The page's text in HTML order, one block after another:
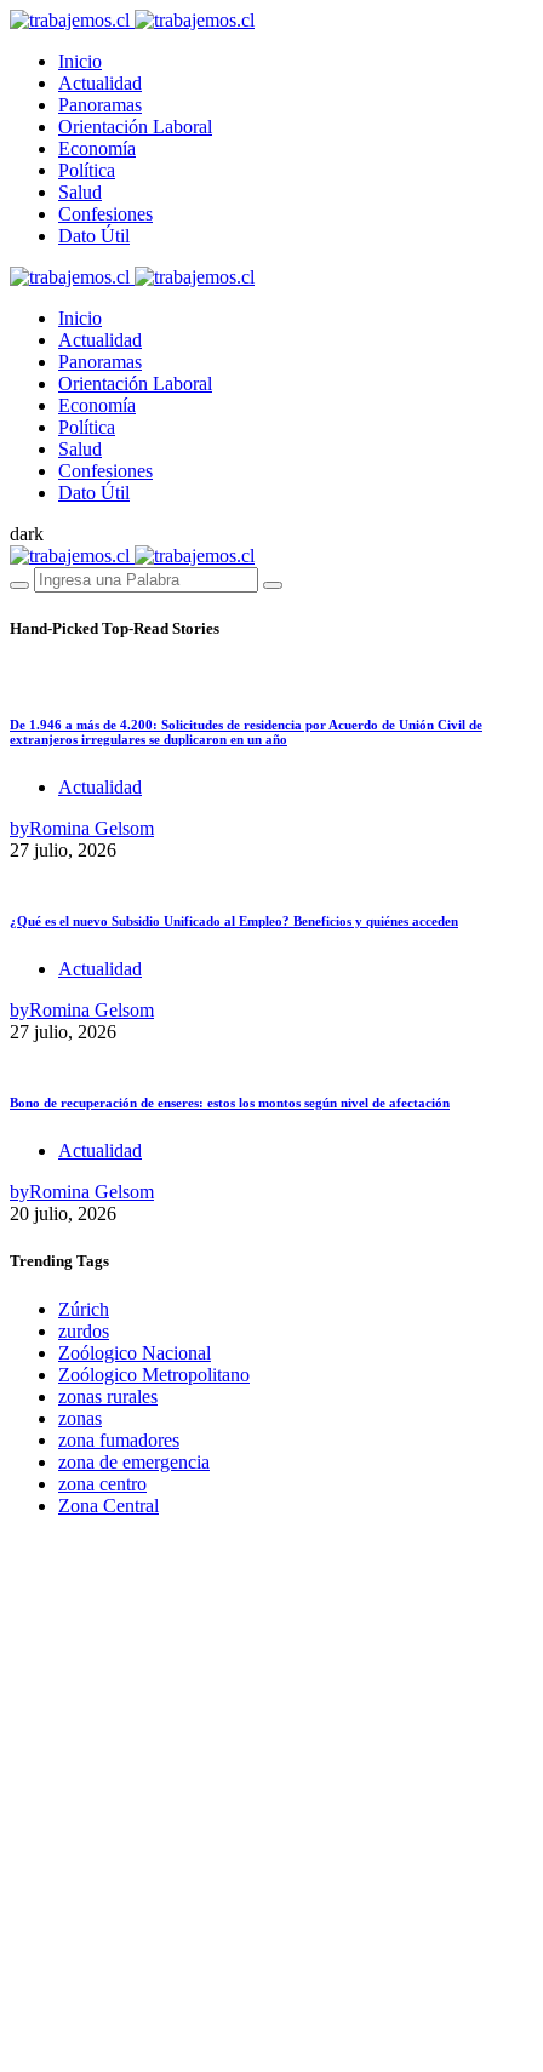
Inicio
Actualidad
Panoramas
Orientación Laboral
Economía
Política
Salud
Confesiones
Dato Útil
Inicio
Actualidad
Panoramas
Orientación Laboral
Economía
Política
Salud
Confesiones
Dato Útil
dark
Hand-Picked Top-Read Stories
De 1.946 a más de 4.200: Solicitudes de residencia por Acuerdo de Unión Civil de
extranjeros irregulares se duplicaron en un año
Actualidad
byRomina Gelsom
27 julio, 2026
¿Qué es el nuevo Subsidio Unificado al Empleo? Beneficios y quiénes acceden
Actualidad
byRomina Gelsom
27 julio, 2026
Bono de recuperación de enseres: estos los montos según nivel de afectación
Actualidad
byRomina Gelsom
20 julio, 2026
Trending Tags
Zúrich
zurdos
Zoólogico Nacional
Zoólogico Metropolitano
zonas rurales
zonas
zona fumadores
zona de emergencia
zona centro
Zona Central